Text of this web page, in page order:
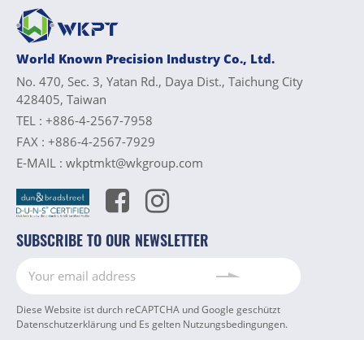
World Known Precision Industry Co., Ltd.
No. 470, Sec. 3, Yatan Rd., Daya Dist., Taichung City
428405, Taiwan
TEL : +886-4-2567-7958
FAX : +886-4-2567-7929
E-MAIL : wkptmkt@wkgroup.com
SUBSCRIBE TO OUR NEWSLETTER
Diese Website ist durch reCAPTCHA und Google geschützt
Datenschutzerklärung und Es gelten Nutzungsbedingungen.